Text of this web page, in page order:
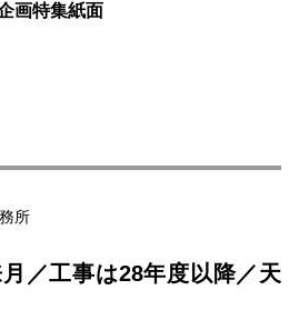
画特集紙面
所
月／工事は28年度以降／天